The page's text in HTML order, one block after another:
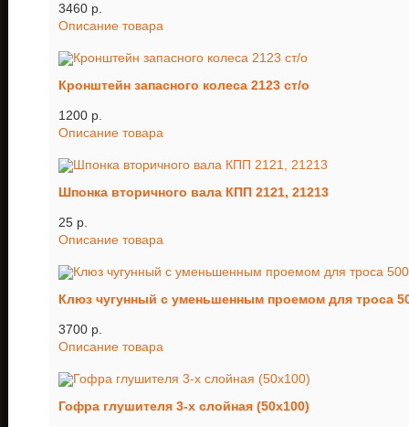
3460 p.
Описание товара
Кронштейн запасного колеса 2123 ст/о
1200 p.
Описание товара
Шпонка вторичного вала КПП 2121, 21213
25 p.
Описание товара
Клюз чугунный с уменьшенным проемом для троса
3700 p.
Описание товара
Гофра глушителя 3-х слойная (50х100)